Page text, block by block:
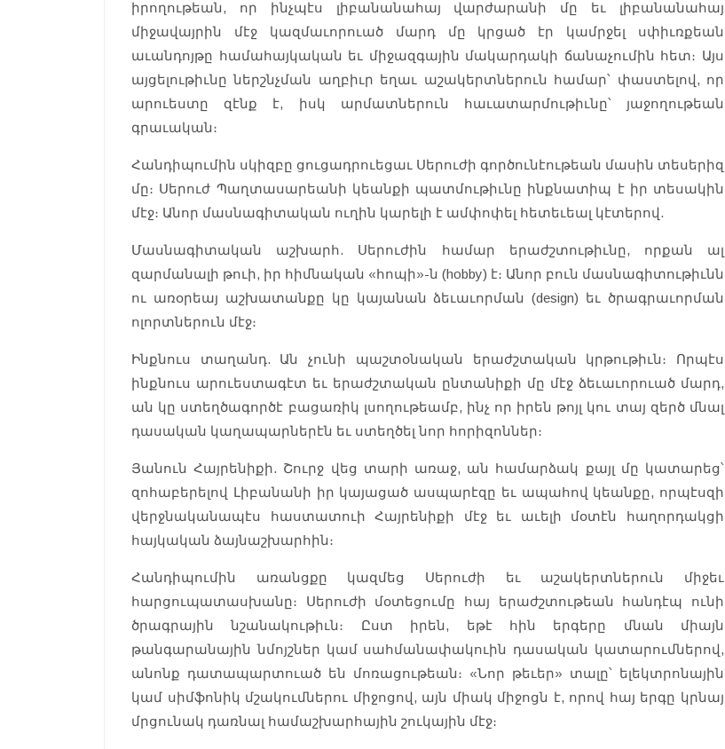
իրողութեան, որ ինչպէս լիբանանահայ վարժարանի մը եւ լիբանանահայ
միջավայրին մէջ կազմաւորուած մարդ մը կրցած էր կամրջել սփիւռքեան
աւանդոյթը համահայկական եւ միջազգային մակարդակի ճանաչումին հետ։ Այս
այցելութիւնը ներշնչման աղբիւր եղաւ աշակերտներուն համար՝ փաստելով, որ
արուեստը զէնք է, իսկ արմատներուն հաւատարմութիւնը՝ յաջողութեան
գրաւական։
Հանդիպումին սկիզբը ցուցադրուեցաւ Սերուժի գործունէութեան մասին տեսերիզ
մը։ Սերուժ Պաղտասարեանի կեանքի պատմութիւնը ինքնատիպ է իր տեսակին
մէջ։ Անոր մասնագիտական ուղին կարելի է ամփոփել հետեւեալ կէտերով.
Մասնագիտական աշխարհ. Սերուժին համար երաժշտութիւնը, որքան ալ
զարմանալի թուի, իր հիմնական «հոպի»-ն (hobby) է։ Անոր բուն մասնագիտութիւնն
ու առօրեայ աշխատանքը կը կայանան ձեւաւորման (design) եւ ծրագրաւորման
ոլորտներուն մէջ։
Ինքնուս տաղանդ. Ան չունի պաշտօնական երաժշտական կրթութիւն։ Որպէս
ինքնուս արուեստագէտ եւ երաժշտական ընտանիքի մը մէջ ձեւաւորուած մարդ,
ան կը ստեղծագործէ բացառիկ լսողութեամբ, ինչ որ իրեն թոյլ կու տայ զերծ մնալ
դասական կաղապարներէն եւ ստեղծել նոր հորիզոններ։
Յանուն Հայրենիքի. Շուրջ վեց տարի առաջ, ան համարձակ քայլ մը կատարեց՝
զոհաբերելով Լիբանանի իր կայացած ասպարէզը եւ ապահով կեանքը, որպէսզի
վերջնականապէս հաստատուի Հայրենիքի մէջ եւ աւելի մօտէն հաղորդակցի
հայկական ձայնաշխարհին։
Հանդիպումին առանցքը կազմեց Սերուժի եւ աշակերտներուն միջեւ
հարցուպատասխանը։ Սերուժի մօտեցումը հայ երաժշտութեան հանդէպ ունի
ծրագրային նշանակութիւն։ Ըստ իրեն, եթէ հին երգերը մնան միայն
թանգարանային նմոյշներ կամ սահմանափակուին դասական կատարումներով,
անոնք դատապարտուած են մոռացութեան։ «Նոր թեւեր» տալը՝ ելեկտրոնային
կամ սիմֆոնիկ մշակումներու միջոցով, այն միակ միջոցն է, որով հայ երգը կրնայ
մրցունակ դառնալ համաշխարհային շուկային մէջ։